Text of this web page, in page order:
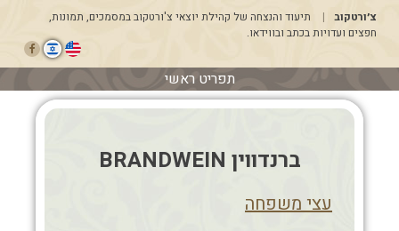
לתוכן
צ׳ורטקוב
תיעוד והנצחה של קהילת יוצאי צ'ורטקוב במסמכים, תמונות,
חפצים ועדויות בכתב ובווידאו.
תפריט ראשי
ברנדווין BRANDWEIN
עצי משפחה